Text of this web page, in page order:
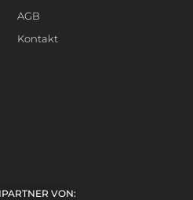
AGB
Kontakt
VON: